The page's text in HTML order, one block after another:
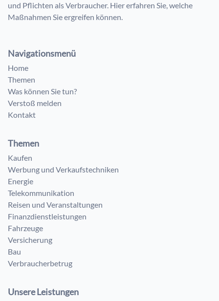
und Pflichten als Verbraucher. Hier erfahren Sie, welche
Maßnahmen Sie ergreifen können.
Navigationsmenü
Home
Themen
Was können Sie tun?
Verstoß melden
Kontakt
Themen
Kaufen
Werbung und Verkaufstechniken
Energie
Telekommunikation
Reisen und Veranstaltungen
Finanzdienstleistungen
Fahrzeuge
Versicherung
Bau
Verbraucherbetrug
Unsere Leistungen